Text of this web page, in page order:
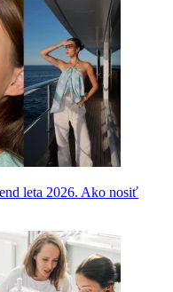
leta 2026. Ako nosiť